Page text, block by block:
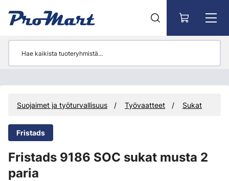
Suojaimet ja työturvallisuus Työvaatteet Sukat
Fristads
Fristads 9186 SOC sukat musta 2
paria